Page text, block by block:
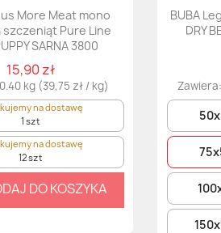
More Meat mono
szczeniąt Pure Line
SARNA 3800
15,90 zł
kg (39,75 zł / kg)
na dostawę
1 szt
na dostawę
12 szt
DO KOSZYKA
BUBA
DRY